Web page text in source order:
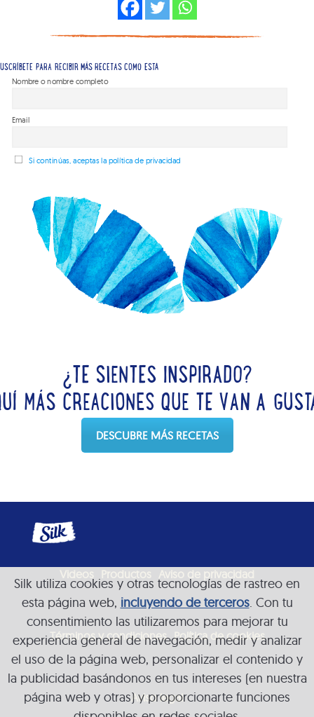
PARA RECIBIR MÁS RECETAS COMO ESTA
Nombre o nombre completo
Email
Si continúas, aceptas la política de privacidad
¿TE SIENTES INSPIRADO?
MÁS CREACIONES QUE TE VAN A
DESCUBRE MÁS RECETAS
Videos Productos Aviso de privacidad
Términos y condiciones Política de cookies
Aviso legal
Silk utiliza cookies y otras tecnologías de rastreo en
esta página web, incluyendo de terceros. Con tu
consentimiento las utilizaremos para mejorar tu
experiencia general de navegación, medir y analizar
el uso de la página web, personalizar el contenido y
la publicidad basándonos en tus intereses (en nuestra
página web y otras) y proporcionarte funciones